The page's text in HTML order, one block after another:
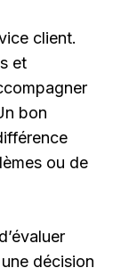
client.
et
bon
ou de
décision